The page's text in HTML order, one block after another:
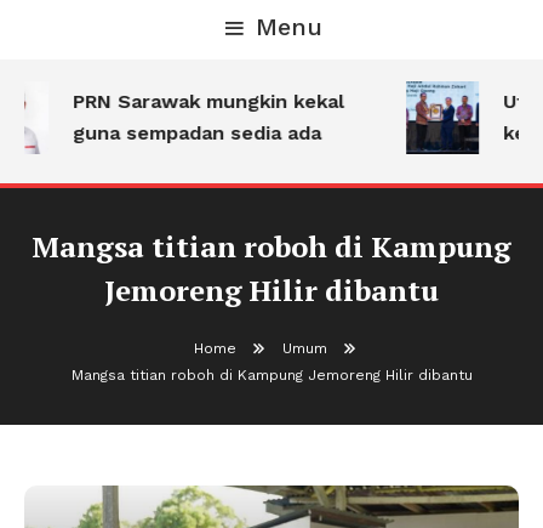
Menu
PRN Sarawak mungkin kekal
guna sempadan sedia ada
Mangsa titian roboh di Kampung
Jemoreng Hilir dibantu
Home
Umum
Mangsa titian roboh di Kampung Jemoreng Hilir dibantu